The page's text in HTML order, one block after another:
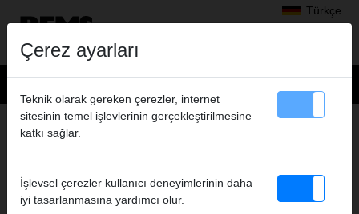
Türkçe
Ürünler>Testereler ile kesme> REMS Tiger ANC
ELEKTRIKLI KILIÇ TIPI BORU TESTERESI
Çerez ayarları
Teknik olarak gereken çerezler, internet
sitesinin temel işlevlerinin gerçekleştirilmesine
katkı sağlar.
İşlevsel çerezler kullanıcı deneyimlerinin daha
iyi tasarlanmasına yardımcı olur.